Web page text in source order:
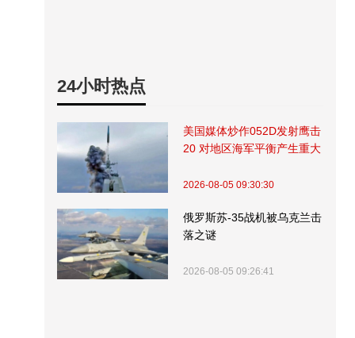
24小时热点
美国媒体炒作052D发射鹰击
20 对地区海军平衡产生重大
2026-08-05 09:30:30
俄罗斯苏-35战机被乌克兰击
落之谜
2026-08-05 09:26:41